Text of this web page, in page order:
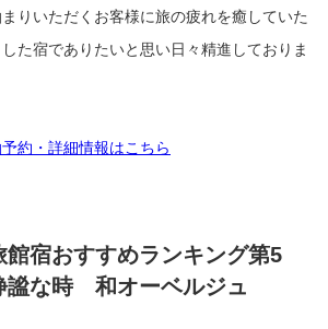
りいただくお客様に旅の疲れを癒していた
た宿でありたいと思い日々精進しておりま
約・詳細情報はこちら
館宿おすすめランキング第5
な時 和オーベルジュ